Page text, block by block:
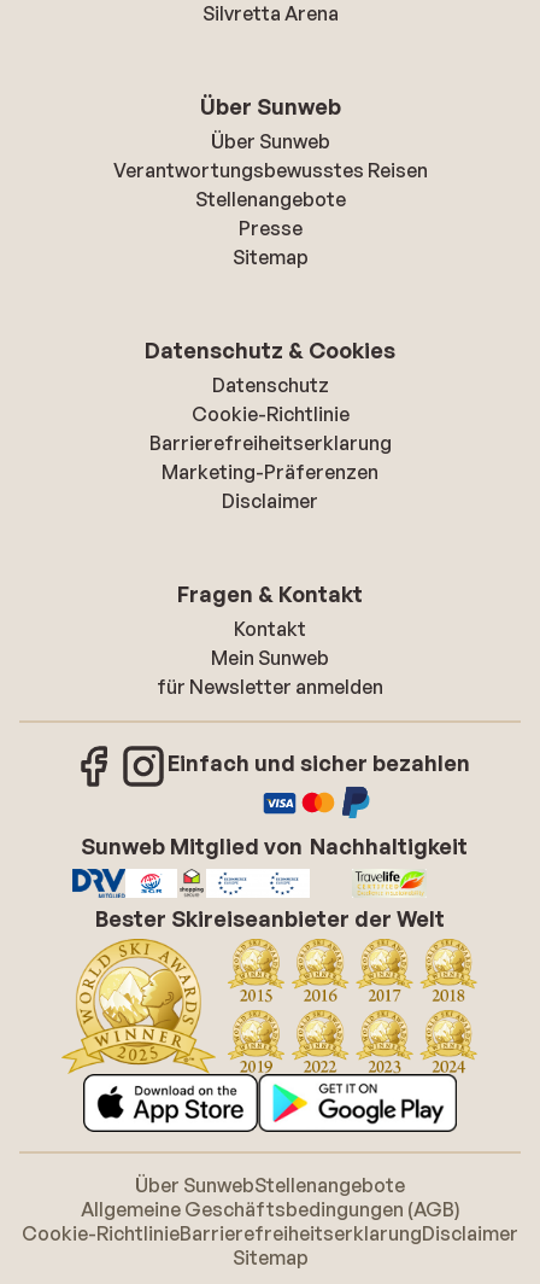
Silvretta Arena
Über Sunweb
Über Sunweb
Verantwortungsbewusstes Reisen
Stellenangebote
Presse
Sitemap
Datenschutz & Cookies
Datenschutz
Cookie-Richtlinie
Barrierefreiheitserklarung
Marketing-Präferenzen
Disclaimer
Fragen & Kontakt
Kontakt
Mein Sunweb
für Newsletter anmelden
Einfach und sicher bezahlen
Sunweb Mitglied von Nachhaltigkeit
Bester Skireiseanbieter der Welt
Über SunwebStellenangebote
Allgemeine Geschäftsbedingungen (AGB)
Cookie-RichtlinieBarrierefreiheitserklarungDisclaimer
Sitemap